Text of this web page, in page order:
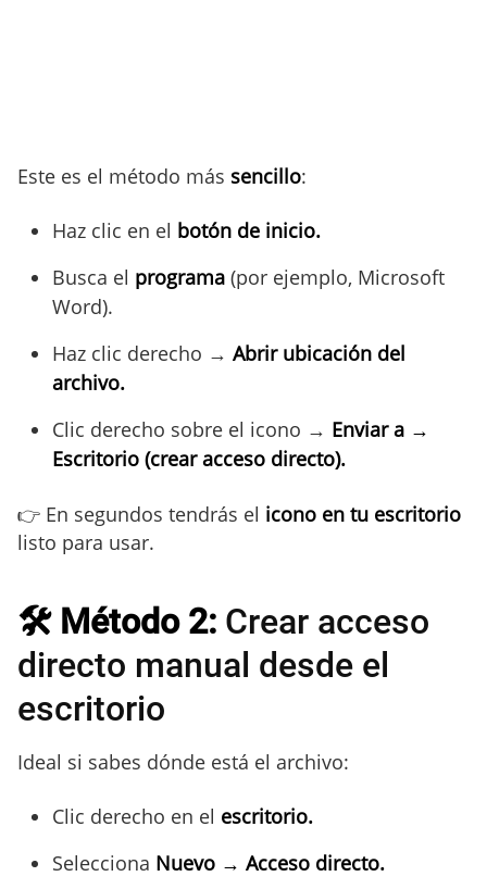
Este es el método más sencillo:
Haz clic en el botón de inicio.
Busca el programa (por ejemplo, Microsoft
Word).
Haz clic derecho → Abrir ubicación del
archivo.
Clic derecho sobre el icono → Enviar a →
Escritorio (crear acceso directo).
👉 En segundos tendrás el icono en tu escritorio
listo para usar.
🛠️ Método 2: Crear acceso
directo manual desde el
escritorio
Ideal si sabes dónde está el archivo:
Clic derecho en el escritorio.
Selecciona Nuevo → Acceso directo.